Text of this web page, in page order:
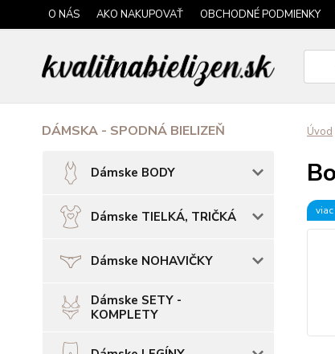
O NÁS AKO NAKUPOVAŤ OBCHODNÉ PODMIENKY
DÁMSKA - SPODNÁ BIELIZEŇ
Dámske BODY
Dámske TIELKÁ, TRIČKÁ
Dámske NOHAVIČKY
Dámske SETY -
KOMPLETY
Úvod